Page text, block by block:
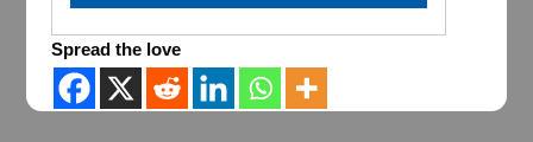
Spread the love